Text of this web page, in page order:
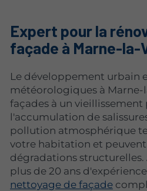
Expert pour la
façade à Marne-la-
Le développement urbain
météorologiques à Marne-
façades à un
l'accumulation de
pollution atmosphérique
votre habitation et
dégradations structurelles.
plus de 20 ans
nettoyage de façade